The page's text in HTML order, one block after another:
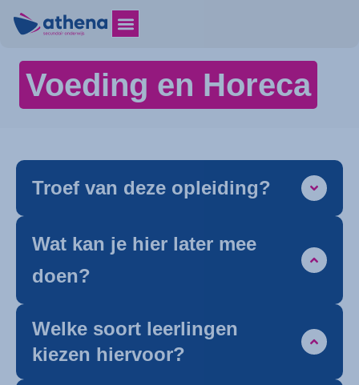
Voeding en Horeca
Troef van deze opleiding?
Wat kan je hier later mee
doen?
Welke soort leerlingen
kiezen hiervoor?